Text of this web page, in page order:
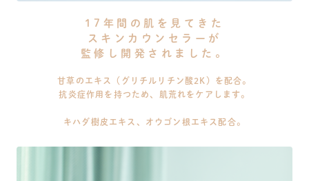
17年間の肌を見てきた
スキンカウンセラーが
監修し開発されました。
甘草のエキス（グリチルリチン酸2K）を配合。
抗炎症作用を持つため、肌荒れをケアします。
キハダ樹皮エキス、オウゴン根エキス配合。